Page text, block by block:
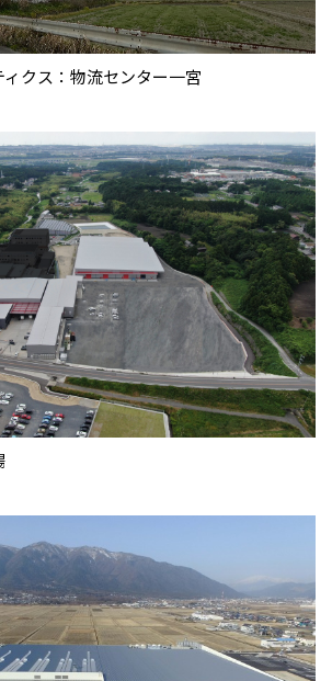
クス：物流センター一宮